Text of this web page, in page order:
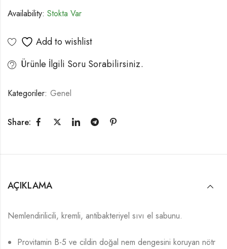
Availability: Stokta Var
Add to wishlist
Ürünle İlgili Soru Sorabilirsiniz.
Kategoriler: Genel
Share:
AÇIKLAMA
Nemlendirilicili, kremli, antibakteriyel sıvı el sabunu.
Provitamin B-5 ve cildin doğal nem dengesini koruyan nötr